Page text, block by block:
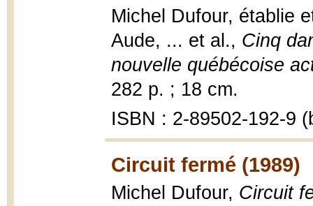
Michel Dufour, établie
Aude, ... et al., Cinq
nouvelle québécoise
282 p. ; 18 cm.
ISBN : 2-89502-192-9
Circuit fermé (1989)
Michel Dufour, Circuit